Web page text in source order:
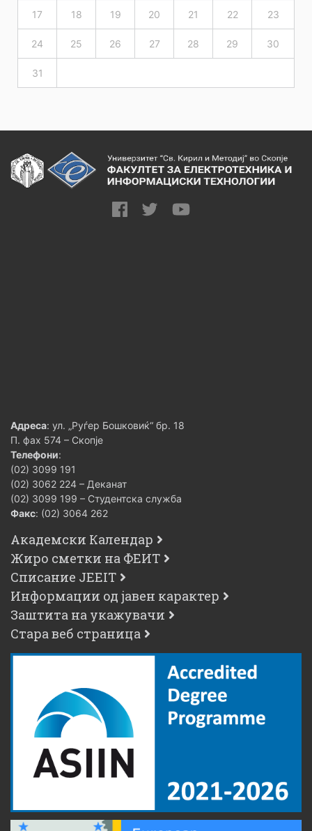
17 18 19 20 21 22 23
24 25 26 27 28 29 30
31
Адреса: ул. „Руѓер Бошковиќ“ бр. 18
П. фах 574 – Скопје
Телефони:
(02) 3099 191
(02) 3062 224 – Деканат
(02) 3099 199 – Студентска служба
Факс: (02) 3064 262
Академски Календар
Жиро сметки на ФЕИТ
Списание JEEIT
Информации од јавен карактер
Заштита на укажувачи
Стара веб страница